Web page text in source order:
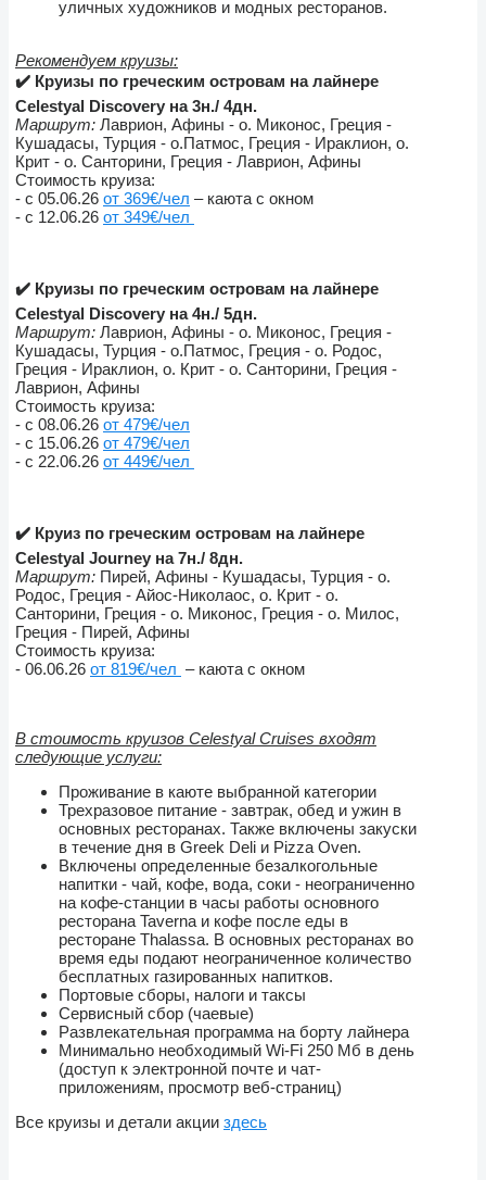
уличных художников и модных ресторанов.
Рекомендуем круизы:
✔️ Круизы по греческим островам на лайнере
Celestyal Discovery на 3н./ 4дн.
Маршрут: Лаврион, Афины - о. Миконос, Греция -
Кушадасы, Турция - о.Патмос, Греция - Ираклион, о.
Крит - о. Санторини, Греция - Лаврион, Афины
Стоимость круиза:
- с 05.06.26 от 369€/чел – каюта с окном
- с 12.06.26 от 349€/чел
✔️ Круизы по греческим островам на лайнере
Celestyal Discovery на4н./ 5дн.
Маршрут: Лаврион, Афины - о. Миконос, Греция -
Кушадасы, Турция - о.Патмос, Греция - о. Родос,
Греция - Ираклион, о. Крит - о. Санторини, Греция -
Лаврион, Афины
Стоимость круиза:
- с 08.06.26 от 479€/чел
- с 15.06.26 от 479€/чел
- с 22.06.26 от 449€/чел
✔️ Круиз по греческим островам на лайнере
Celestyal Journey на 7н./ 8дн.
Маршрут: Пирей, Афины - Кушадасы, Турция - о.
Родос, Греция - Айос-Николаос, о. Крит - о.
Санторини, Греция - о. Миконос, Греция - о. Милос,
Греция - Пирей, Афины
Стоимость круиза:
- 06.06.26 от 819€/чел – каюта с окном
В стоимость круизов Celestyal Cruises входят
следующие услуги:
Проживание в каюте выбранной категории
Трехразовое питание - завтрак, обед и ужин в
основных ресторанах. Также включены закуски
в течение дня в Greek Deli и Pizza Oven.
Включены определенные безалкогольные
напитки - чай, кофе, вода, соки - неограниченно
на кофе-станции в часы работы основного
ресторана Taverna и кофе после еды в
ресторане Thalassa. В основных ресторанах во
время еды подают неограниченное количество
бесплатных газированных напитков.
Портовые сборы, налоги и таксы
Сервисный сбор (чаевые)
Развлекательная программа на борту лайнера
Минимально необходимый Wi-Fi 250 Мб в день
(доступ к электронной почте и чат-
приложениям, просмотр веб-страниц)
Все круизы и детали акции здесь